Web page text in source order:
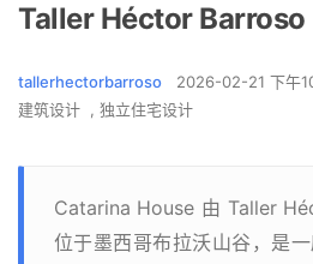
Taller Héctor Barroso
tallerhectorbarroso 2026-02-21 下午
建筑设计 , 独立住宅设计
Catarina House 由 Taller
位于墨西哥布拉沃山谷，是